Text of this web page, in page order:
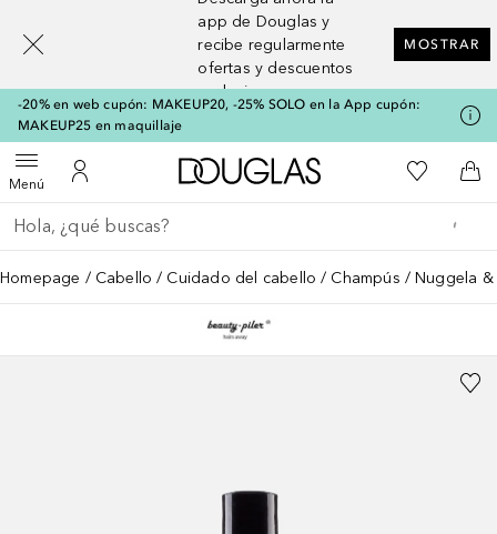
app de Douglas y
recibe regularmente
ofertas y descuentos
exclusivos
MOSTRAR
-20% en web cupón: MAKEUP20, -25% SOLO en la App cupón:
MAKEUP25 en maquillaje
MenúAbrir menúMi cuenta
A Douglas HomeMi lista de
A
Regresar
Ejecutar búsqueda
Homepage Cabello Cuidado del cabello Champús Nuggela &
[navigation.slideout.screenreader]